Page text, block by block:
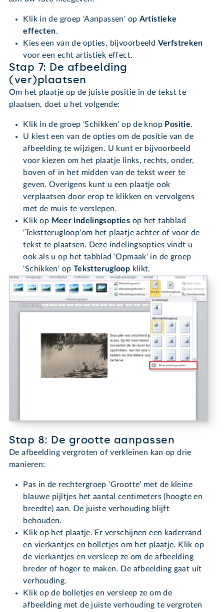
Klik in de groep 'Aanpassen' op Artistieke
effecten.
Kies een van de opties, bijvoorbeeld Verfstreken
voor een echt artistiek effect.
Stap 7: De afbeelding
(ver)plaatsen
Om het plaatje op de juiste positie in de tekst te
plaatsen, doet u het volgende:
Klik in de groep 'Schikken' op de knop Positie.
U kiest een van de opties om de positie van de
afbeelding te wijzigen. U kunt er bijvoorbeeld
voor kiezen om het plaatje links, rechts, onder,
boven of in het midden van de tekst weer te
geven. Overigens kunt u een plaatje ook
verplaatsen door erop te klikken en vervolgens
met de muis te verslepen.
Klik op Meer indelingsopties op het tabblad
'Tekstterugloop'om het plaatje achter of voor de
tekst te plaatsen. Deze indelingsopties vindt u
ook als u op het tabblad 'Opmaak' in de groep
'Schikken' op Tekstterugloop klikt.
Stap 8: De grootte aanpassen
De afbeelding vergroten of verkleinen kan op drie
manieren:
Pas in de rechtergroep ‘Grootte’ met de kleine
blauwe pijltjes het aantal centimeters (hoogte en
breedte) aan. De juiste verhouding blijft
behouden.
Klik op het plaatje. Er verschijnen een kaderrand
en vierkantjes en bolletjes om het plaatje. Klik op
de vierkantjes en versleep ze om de afbeelding
breder of hoger te maken. De afbeelding gaat uit
verhouding.
Klik op de bolletjes en versleep ze om de
afbeelding met de juiste verhouding te vergroten